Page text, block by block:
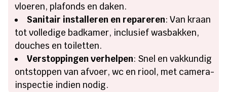
vloeren, plafonds en daken.
Sanitair installeren en repareren: Van kraan
tot volledige badkamer, inclusief wasbakken,
douches en toiletten.
Verstoppingen verhelpen: Snel en vakkundig
ontstoppen van afvoer, wc en riool, met camera-
inspectie indien nodig.